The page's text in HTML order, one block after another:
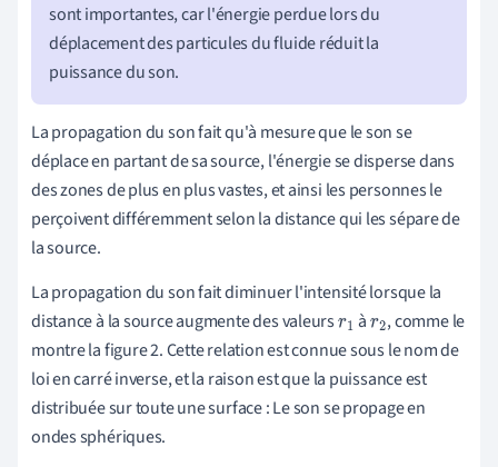
sont importantes, car l'énergie perdue lors du
déplacement des particules du fluide réduit la
puissance du son.
La propagation du son fait qu'à mesure que le son se
déplace en partant de sa source, l'énergie se disperse dans
des zones de plus en plus vastes, et ainsi les personnes le
perçoivent différemment selon la distance qui les sépare de
la source.
La propagation du son fait diminuer l'intensité lorsque la
distance à la source augmente des valeursr1 àr2, comme le
montre la figure 2. Cette relation est connue sous le nom de
loi en carré inverse, et la raison est que la puissance est
distribuée sur toute une surface : Le son se propage en
ondes sphériques.